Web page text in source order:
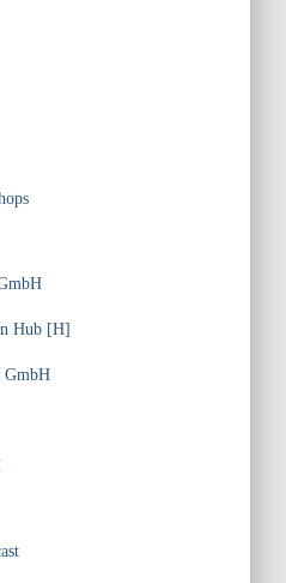
Hub [H]